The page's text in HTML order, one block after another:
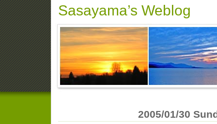
Sasayama’s Weblog
2005/01/30